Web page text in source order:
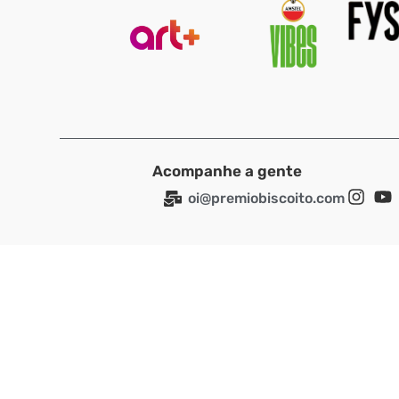
Acompanhe a gente
oi@premiobiscoito.com